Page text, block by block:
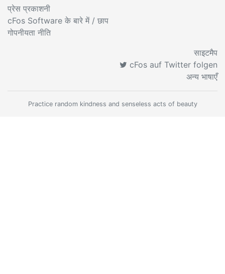
प्रेस प्रकाशनी
cFos Software के बारे में / छाप
गोपनीयता नीति
साइटमैप
cFos auf Twitter folgen
अन्य भाषाएँ
Practice random kindness and senseless acts of beauty